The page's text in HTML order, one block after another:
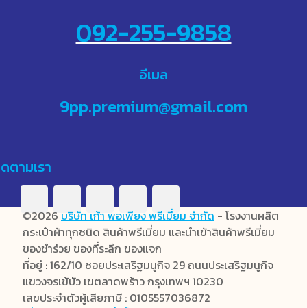
092-255-9858
อีเมล
9pp.premium@gmail.com
ตามเรา
©2026 บริษัท เก้า พอเพียง พรีเมี่ยม จำกัด - โรงงานผลิต
กระเป๋าผ้าทุกชนิด สินค้าพรีเมี่ยม และนำเข้าสินค้าพรีเมี่ยม
ของชำร่วย ของที่ระลึก ของแจก
ที่อยู่ : 162/10 ซอยประเสริฐมนูกิจ 29 ถนนประเสริฐมนูกิจ
แขวงจรเข้บัว เขตลาดพร้าว กรุงเทพฯ 10230
เลขประจำตัวผู้เสียภาษี : 0105557036872